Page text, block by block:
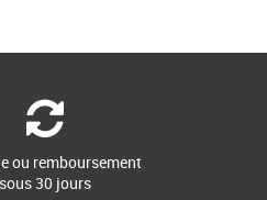
culte possède un empiècement
ou remboursement
sous 30 jours